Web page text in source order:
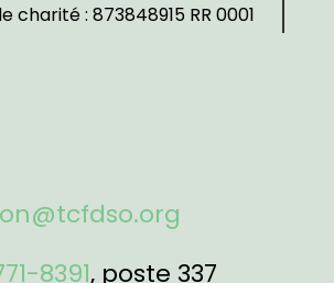
charité : 873848915 RR 0001
8391, poste 337